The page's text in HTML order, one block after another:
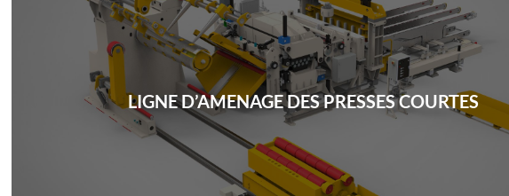
LIGNE D’AMENAGE DES PRESSES COURTES